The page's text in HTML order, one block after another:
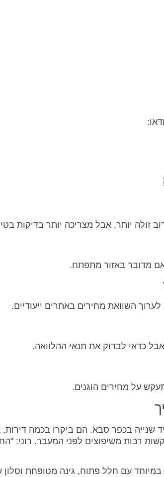
זולה יותר, אבל מצריכה יותר בדיקות
מדובר באזור מתפתח.
השוואת מחירים באתרים ייעודיים.
כדאי לבדוק את תנאי ההלוואה.
על מחירים הוגנים.
שנייה בכפר סבא. הם ביקרו בכמה
רבות משיפוצים לפני המעבר. רוני:
עם חלל פתוח, גינה מטופחת וסלון